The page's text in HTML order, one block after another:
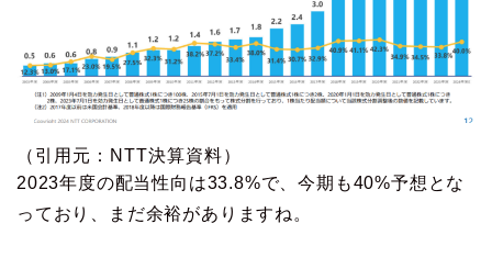
（引用元：NTT決算資料）
2023年度の配当性向は33.8%で、今期も40%予想とな
っており、まだ余裕がありますね。